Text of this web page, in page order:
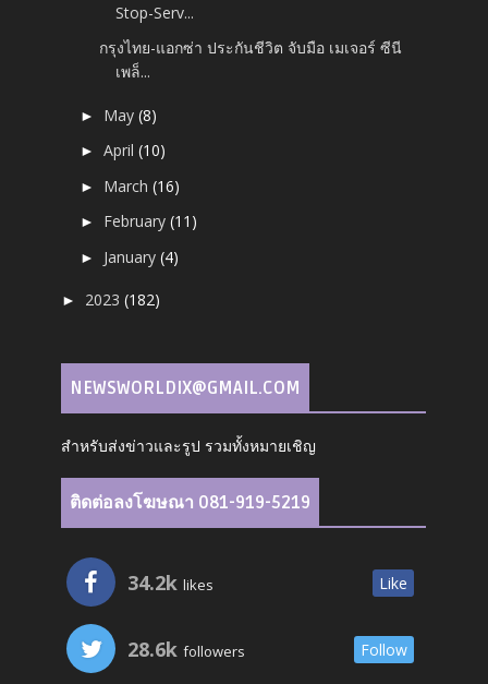
Stop-Serv...
กรุงไทย-แอกซ่า ประกันชีวิต จับมือ เมเจอร์ ซีนี
เพล็...
► May(8)
►April(10)
► March(16)
► February(11)
► January(4)
► 2023(182)
NEWSWORLDIX@GMAIL.COM
สำหรับส่งข่าวและรูป รวมทั้งหมายเชิญ
ติดต่อลงโฆษณา 081-919-5219
34.2k likes Like
28.6k followers Follow